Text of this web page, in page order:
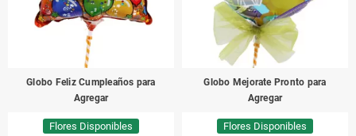
Globo Feliz Cumpleaños para
Agregar
Flores Disponibles
Globo Mejorate Pronto para
Agregar
Flores Disponibles